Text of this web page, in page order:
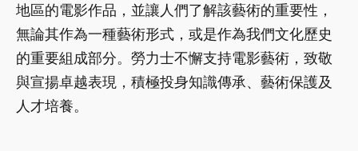
地區的電影作品，並讓人們了解該藝術的重要性，
無論其作為一種藝術形式，或是作為我們文化歷史
的重要組成部分。勞力士不懈支持電影藝術，致敬
與宣揚卓越表現，積極投身知識傳承、藝術保護及
人才培養。